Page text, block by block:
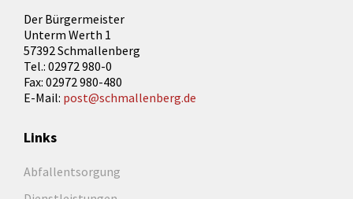
Der Bürgermeister
Unterm Werth 1
57392 Schmallenberg
Tel.: 02972 980-0
Fax: 02972 980-480
E-Mail: post@schmallenberg.de
Links
Abfallentsorgung